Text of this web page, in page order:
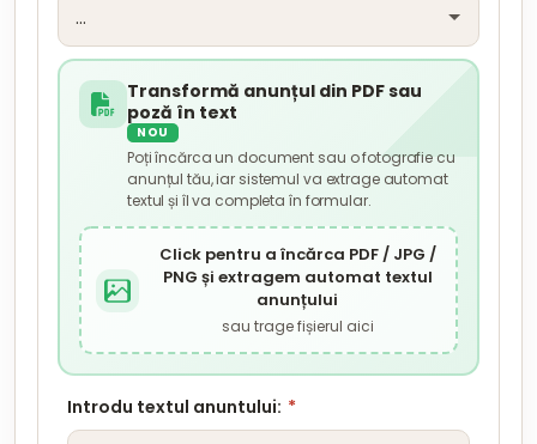
Transformă anunțul din PDF sau
poză în text
NOU
Poți încărca un document sau o fotografie cu
anunțul tău, iar sistemul va extrage automat
textul și îl va completa în formular.
Click pentru a încărca PDF / JPG /
PNG și extragem automat textul
anunțului
sau trage fișierul aici
Introdu textul anuntului: *